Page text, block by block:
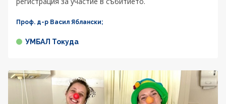
Проф. д-р Васил Яблански;
УМБАЛ Токуда